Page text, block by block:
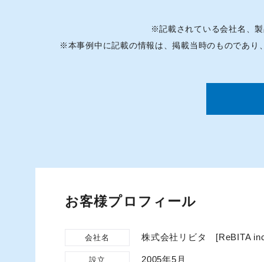
※記載されている会社名、
※本事例中に記載の情報は、掲載当時のものであ
お客様プロフィール
会社名 株式会社リビタ [ReBITA
設立 2005年5月